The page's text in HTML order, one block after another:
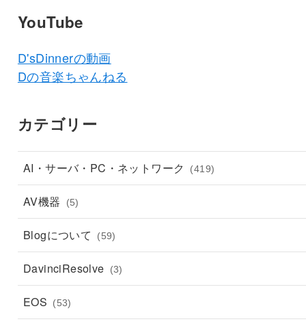
YouTube
D'sDinnerの動画
Dの音楽ちゃんねる
カテゴリー
AI・サーバ・PC・ネットワーク (419)
AV機器 (5)
Blogについて (59)
DavinciResolve (3)
EOS (53)